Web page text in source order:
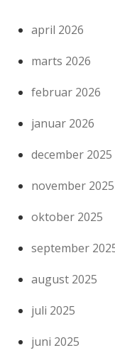
april 2026
marts 2026
februar 2026
januar 2026
december 2025
november 2025
oktober 2025
september
august 2025
juli 2025
juni 2025